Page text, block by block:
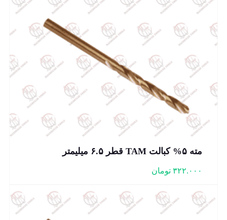
مته ۵% کبالت TAM قطر ۶.۵ میلیمتر
۳۲۲.۰۰۰ تومان